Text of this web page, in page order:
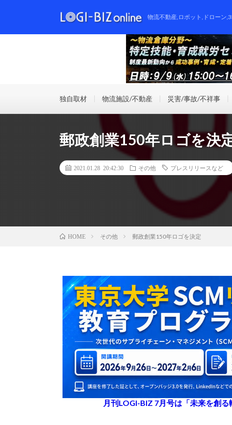
物流不動産,ロボット,ドローン
独自取材 物流施設/不動産 災害/事故/不祥事
郵政創業150年ロゴを決
2021.01.28 20:42:30 その他 プレスリリースなど
HOME その他 郵政創業150年ロゴを決定
月刊LOGI-BIZ 7月号は「未来を創